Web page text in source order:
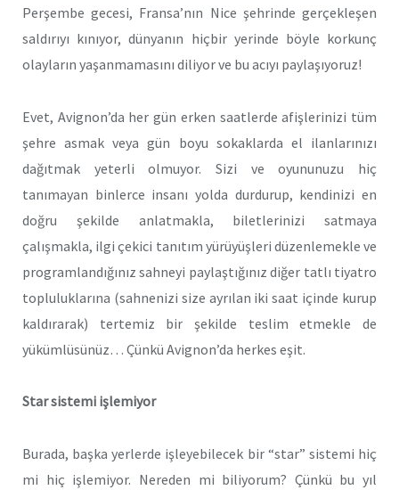
Perşembe gecesi, Fransa’nın Nice şehrinde gerçekleşen
saldırıyı kınıyor, dünyanın hiçbir yerinde böyle korkunç
olayların yaşanmamasını diliyor ve bu acıyı paylaşıyoruz!
Evet, Avignon’da her gün erken saatlerde afişlerinizi tüm
şehre asmak veya gün boyu sokaklarda el ilanlarınızı
dağıtmak yeterli olmuyor. Sizi ve oyununuzu hiç
tanımayan binlerce insanı yolda durdurup, kendinizi en
doğru şekilde anlatmakla, biletlerinizi satmaya
çalışmakla, ilgi çekici tanıtım yürüyüşleri düzenlemekle ve
programlandığınız sahneyi paylaştığınız diğer tatlı tiyatro
topluluklarına (sahnenizi size ayrılan iki saat içinde kurup
kaldırarak) tertemiz bir şekilde teslim etmekle de
yükümlüsünüz… Çünkü Avignon’da herkes eşit.
Star sistemi işlemiyor
Burada, başka yerlerde işleyebilecek bir “star” sistemi hiç
mi hiç işlemiyor. Nereden mi biliyorum? Çünkü bu yıl